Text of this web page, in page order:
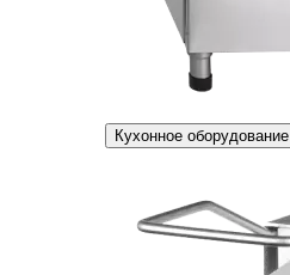
Кухонное оборудование